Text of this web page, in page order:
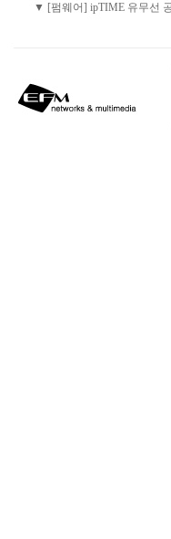
▼ [펌웨어] ipTIME 유무선